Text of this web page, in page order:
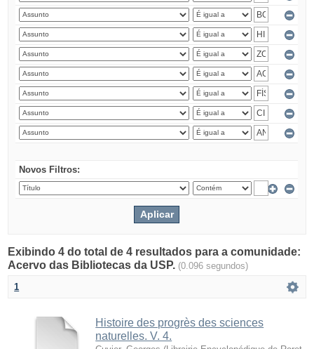
Novos Filtros:
Exibindo 4 do total de 4 resultados para a comunidade:
Acervo das Bibliotecas da USP. (0.096 segundos)
1
Histoire des progrès des sciences
naturelles. V. 4.